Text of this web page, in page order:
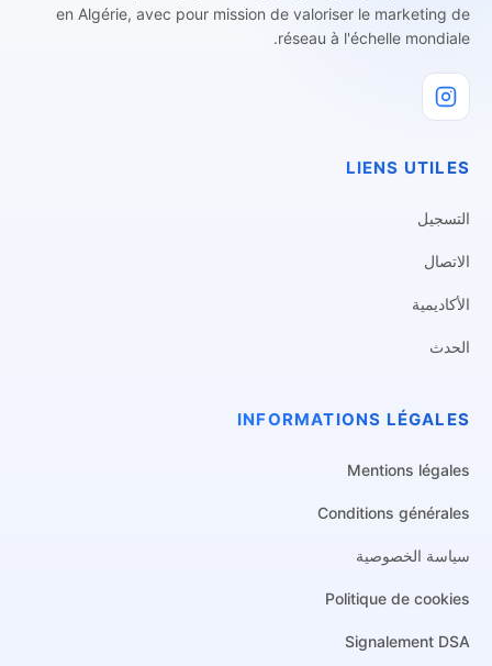
en Algérie, avec pour mission de valoriser le marketing de
réseau à l'échelle mondiale.
LIENS UTILES
التسجيل
الاتصال
الأكاديمية
الحدث
INFORMATIONS LÉGALES
Mentions légales
Conditions générales
سياسة الخصوصية
Politique de cookies
Signalement DSA